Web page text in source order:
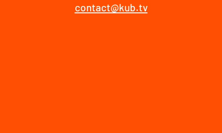
contact@kub.tv